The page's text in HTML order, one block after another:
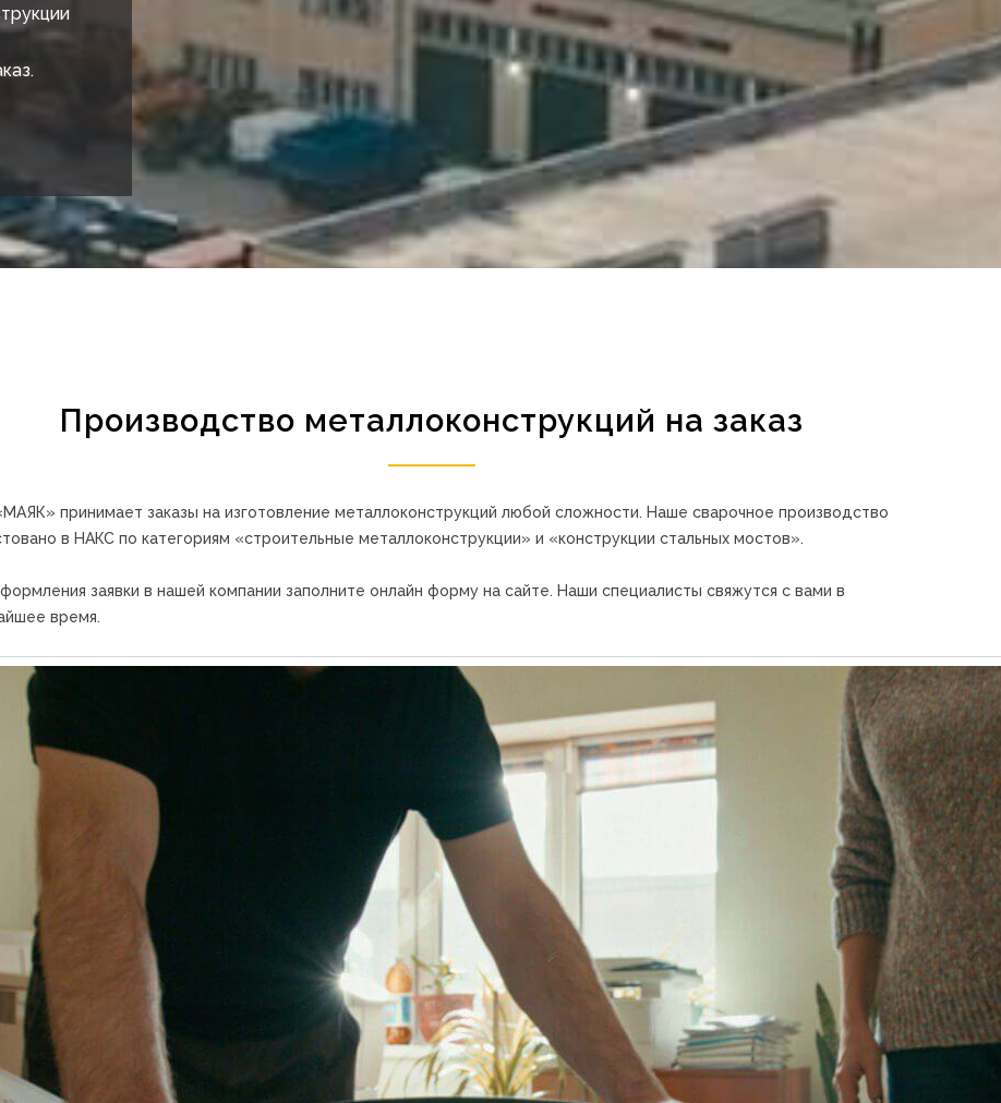
Производство металлоконструкций на заказ
принимает заказы на изготовление металлоконструкций любой сложности. Наше сварочное производство
в НАКС по категориям «строительные металлоконструкции» и «конструкции стальных мостов».
заявки в нашей компании заполните онлайн форму на сайте. Наши специалисты свяжутся с вами в
время.